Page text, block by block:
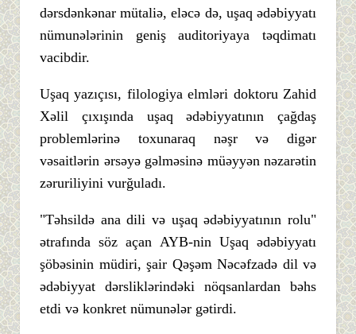
dərsdənkənar mütaliə, eləcə də, uşaq ədəbiyyatı
nümunələrinin geniş auditoriyaya təqdimatı
vacibdir.
Uşaq yazıçısı, filologiya elmləri doktoru Zahid
Xəlil çıxışında uşaq ədəbiyyatının çağdaş
problemlərinə toxunaraq nəşr və digər
vəsaitlərin ərsəyə gəlməsinə müəyyən nəzarətin
zəruriliyini vurğuladı.
"Təhsildə ana dili və uşaq ədəbiyyatının rolu"
ətrafında söz açan AYB-nin Uşaq ədəbiyyatı
şöbəsinin müdiri, şair Qəşəm Nəcəfzadə dil və
ədəbiyyat dərsliklərindəki nöqsanlardan bəhs
etdi və konkret nümunələr gətirdi.